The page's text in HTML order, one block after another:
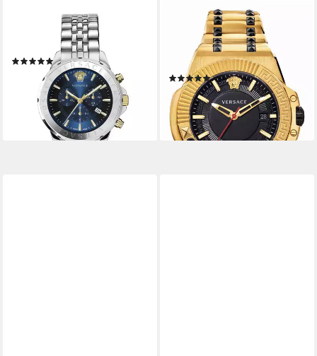
Schweizer Uhr Chrono
(2)
649,00 € UVP1.040,00 €
lieferbar - in 2-3 Werktagen bei dir
VERSACE
Schweizer Uhr CHAIN REAC,
Mit Echtheitskarte und CLG
Sicherheitsnummer
(4)
ab 599,00 € UVP1.320,00 €
-55%
lieferbar - in 2-3 Werktagen bei dir